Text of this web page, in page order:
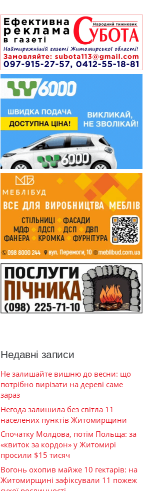
Недавні записи
Не залишайте вишню до весни: що
потрібно вирізати на дереві саме
зараз
Негода залишила без світла 11
населених пунктів Житомирщини
Спочатку Молдова, потім Польща: за
«квиток за кордон» у Житомирі
просили $15 тисяч
Вогонь охопив майже 10 гектарів: на
Житомирщині зафіксували 11 пожеж